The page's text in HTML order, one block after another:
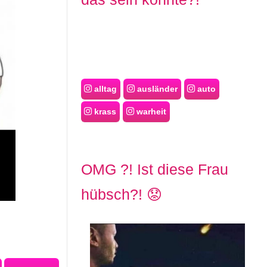
alltag ausländer auto
krass warheit
OMG ?! Ist diese Frau
hübsch?! 😟